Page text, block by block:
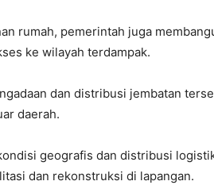
rumah, pemerintah juga
ke wilayah terdampak.
dan distribusi jembatan
daerah.
geografis dan distribusi
dan rekonstruksi di lapangan.